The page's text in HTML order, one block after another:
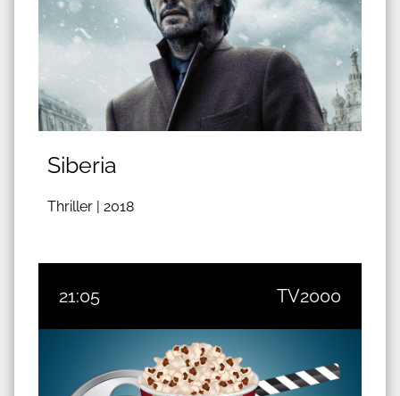
Siberia
Thriller | 2018
21:05 TV2000